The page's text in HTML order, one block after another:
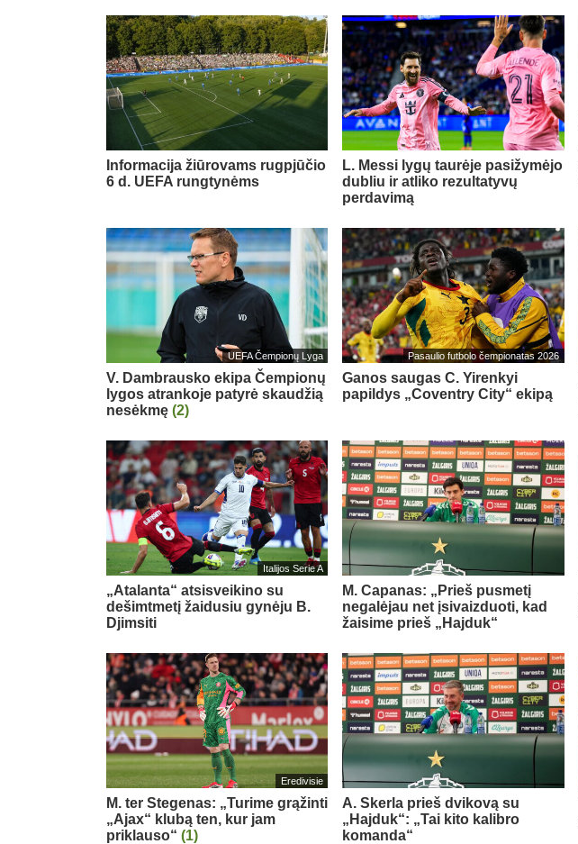
Informacija žiūrovams rugpjūčio
6 d. UEFA rungtynėms
L. Messi lygų taurėje pasižymėjo
dubliu ir atliko rezultatyvų
perdavimą
UEFA Čempionų Lyga
V. Dambrausko ekipa Čempionų
lygos atrankoje patyrė skaudžią
nesėkmę (2)
Pasaulio futbolo čempionatas 2026
Ganos saugas C. Yirenkyi
papildys „Coventry City“ ekipą
Italijos Serie A
„Atalanta“ atsisveikino su
dešimtmetį žaidusiu gynėju B.
Djimsiti
M. Capanas: „Prieš pusmetį
negalėjau net įsivaizduoti, kad
žaisime prieš „Hajduk“
Eredivisie
M. ter Stegenas: „Turime grąžinti
„Ajax“ klubą ten, kur jam
priklauso“ (1)
A. Skerla prieš dvikovą su
„Hajduk“: „Tai kito kalibro
komanda“